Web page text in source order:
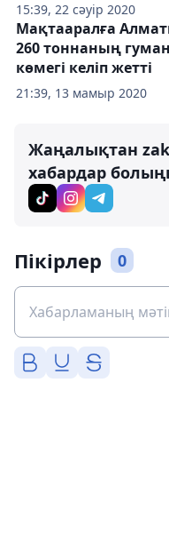
15:39, 22 сәуір 2020
21:39, 13 мамыр 2020
Мақтааралға
260 тоннаның
көмегі келіп жетті
Жаңалықтан
хабардар
Пікірлер 0